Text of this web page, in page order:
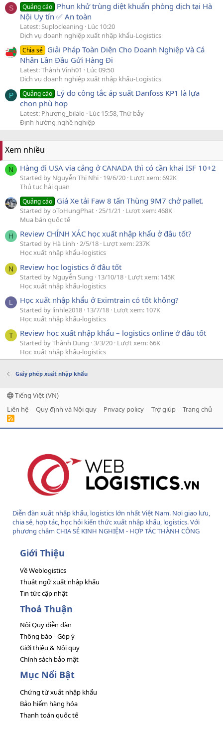
S Quảng cáo Phun khử trùng diệt khuẩn phòng dịch tại Hà
Nội Uy tín ✅ An toàn
Latest: Suplocleaning
Lúc 10:20
Dịch vụ doanh nghiệp xuất nhập khẩu-Logistics
Chia sẻ Giải Pháp Toàn Diện Cho Doanh Nghiệp Và Cá
Nhân Lần Đầu Gửi Hàng Đi
Latest: Thành Vinh01
Lúc 09:50
Dịch vụ doanh nghiệp xuất nhập khẩu-Logistics
P Quảng cáo Lý do công tắc áp suất Danfoss KP1 là lựa
chọn phù hợp
Latest: Phương_bilalo
Lúc 15:58, Thứ bảy
Định hướng nghề nghiệp
Xem nhiều
N Hàng đi USA via cảng ở CANADA thì có cần khai ISF 10+2
Started by Nguyễn Thị Nhi 19/6/20 Lượt xem: 692K
Thủ tục hải quan
Quảng cáo Giá Xe tải Faw 8 tấn Thùng 9M7 chở pallet.
Started by oToHungPhat 25/1/21
Lượt xem: 468K
Mua bán quốc tế
H Review CHÍNH XÁC học xuất nhập khẩu ở đâu tốt?
Started by Hà Linh 2/5/18 Lượt xem: 237K
Học xuất nhập khẩu-logistics
N Review học logistics ở đâu tốt
Started by Nguyễn Sung 13/10/18 Lượt xem: 145K
Học xuất nhập khẩu-logistics
L Học xuất nhập khẩu ở Eximtrain có tốt không?
Started by linhle2018 13/7/18 Lượt xem: 107K
Học xuất nhập khẩu-logistics
T Review học xuất nhập khẩu – logistics online ở đâu tốt
Started by Thành Dung 3/3/20 Lượt xem: 66K
Học xuất nhập khẩu-logistics
Giấy phép xuất nhập khẩu
Tiếng Việt (VN)
Liên hệ
Quy định và Nội quy Privacy policy Trợ giúp Trang chủ
R
Diễn đàn xuất nhập khẩu, logistics lớn nhất Việt Nam. Nơi giao lưu,
chia sẻ, hợp tác, học hỏi kiến thức xuất nhập khẩu, logistics. Với
phương châm CHIA SẺ KINH NGHIỆM - HỢP TÁC THÀNH CÔNG
Giới Thiệu
Về Weblogistics
Thuật ngữ xuất nhập khẩu
Tin tức cập nhật
Thoả Thuận
Nội Quy diễn đàn
Thông báo - Góp ý
Giới thiệu & Nội quy
Chính sách bảo mật
Mục Nổi Bật
Chứng từ xuất nhập khẩu
Bảo hiểm hàng hóa
Thanh toán quốc tế